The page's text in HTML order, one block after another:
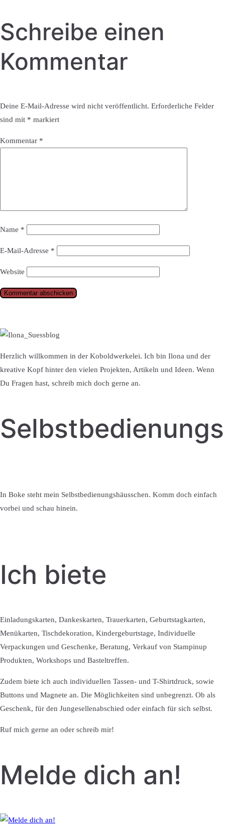
Schreibe einen
Kommentar
Deine E-Mail-Adresse wird nicht veröffentlicht. Erforderliche Felder
sind mit * markiert
Kommentar *
Name *
E-Mail-Adresse *
Website
Herzlich willkommen in der Koboldwerkelei. Ich bin Ilona und der
kreative Kopf hinter den vielen Projekten, Artikeln und Ideen. Wenn
Du Fragen hast, schreib mich doch gerne an.
In Boke steht mein Selbstbedienungshäusschen. Komm doch einfach
vorbei und schau hinein.
Ich biete
Einladungskarten, Dankeskarten, Trauerkarten, Geburtstagkarten,
Menükarten, Tischdekoration, Kindergeburtstage, Individuelle
Verpackungen und Geschenke, Beratung, Verkauf von Stampinup
Produkten, Workshops und Basteltreffen.
Zudem biete ich auch individuellen Tassen- und T-Shirtdruck, sowie
Buttons und Magnete an. Die Möglichkeiten sind unbegrenzt. Ob als
Geschenk, für den Jungesellenabschied oder einfach für sich selbst.
Ruf mich gerne an oder schreib mir!
Melde dich an!